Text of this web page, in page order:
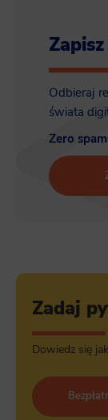
Odbieraj
świata
Zero
Zadaj
Dowiedz się